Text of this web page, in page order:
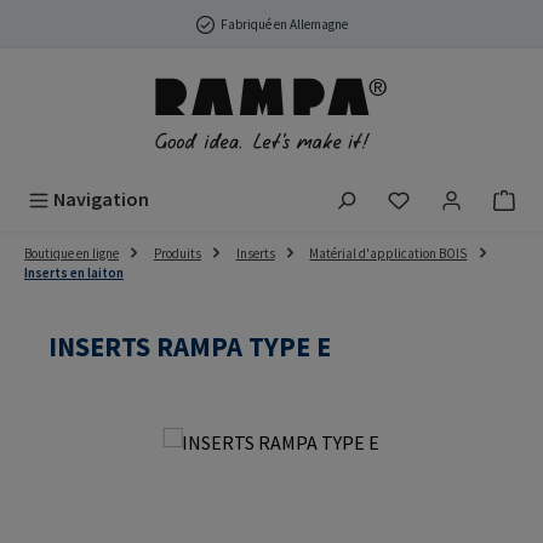
Passer au contenu principalFabriqué en Allemagne
Navigation Vous avez 0
Boutique en ligne Produits Inserts
Matérial d'application BOIS
Inserts en laiton
INSERTS RAMPA TYPE E
Ignorer la galerie d'images